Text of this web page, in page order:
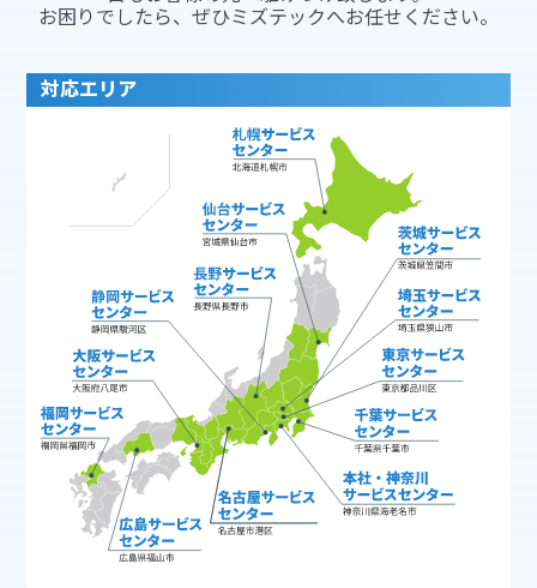
お困りでしたら、ぜひミズテックへお任せください。
対応エリア